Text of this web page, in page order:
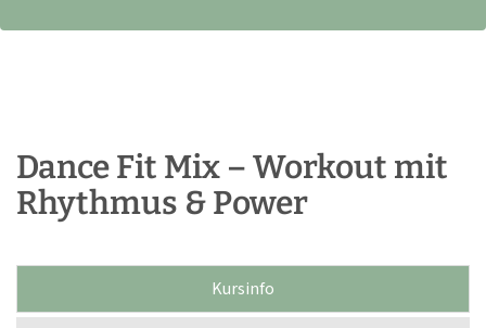
Dance Fit Mix – Workout mit
Rhythmus & Power
Kursinfo